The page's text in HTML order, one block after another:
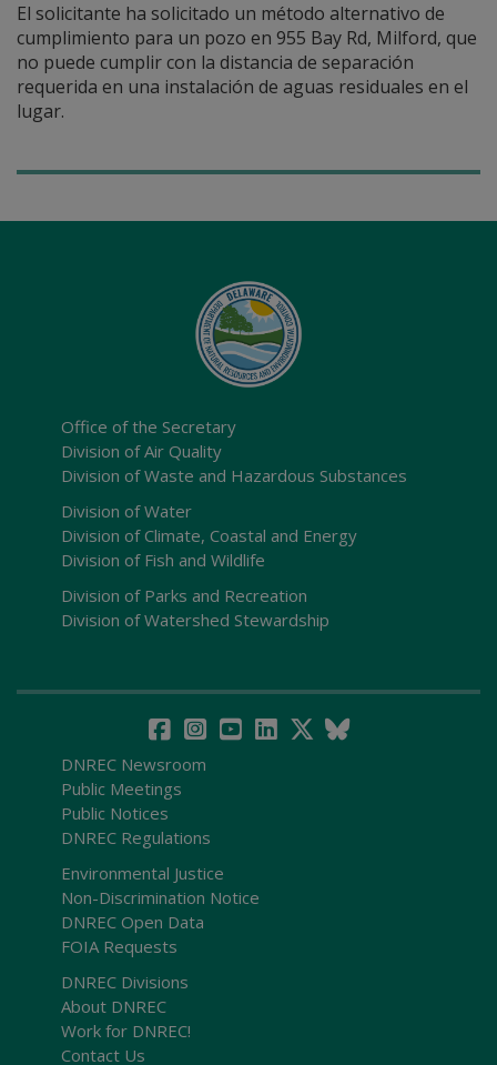
El solicitante ha solicitado un método alternativo de
cumplimiento para un pozo en 955 Bay Rd, Milford, que
no puede cumplir con la distancia de separación
requerida en una instalación de aguas residuales en el
lugar.
Office of the Secretary
Division of Air Quality
Division of Waste and Hazardous Substances
Division of Water
Division of Climate, Coastal and Energy
Division of Fish and Wildlife
Division of Parks and Recreation
Division of Watershed Stewardship
DNREC Newsroom
Public Meetings
Public Notices
DNREC Regulations
Environmental Justice
Non-Discrimination Notice
DNREC Open Data
FOIA Requests
DNREC Divisions
About DNREC
Work for DNREC!
Contact Us